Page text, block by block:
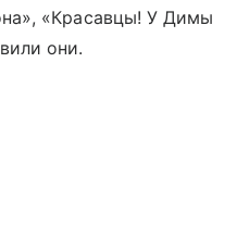
«Красавцы! У Димы
они.